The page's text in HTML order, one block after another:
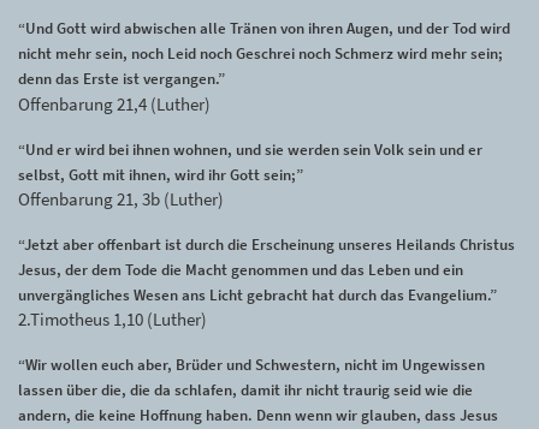
“Und Gott wird abwischen alle Tränen von ihren Augen, und der Tod wird
nicht mehr sein, noch Leid noch Geschrei noch Schmerz wird mehr sein;
denn das Erste ist vergangen.”
Offenbarung 21,4 (Luther)
“Und er wird bei ihnen wohnen, und sie werden sein Volk sein und er
selbst, Gott mit ihnen, wird ihr Gott sein;”
Offenbarung 21, 3b (Luther)
“Jetzt aber offenbart ist durch die Erscheinung unseres Heilands Christus
Jesus, der dem Tode die Macht genommen und das Leben und ein
unvergängliches Wesen ans Licht gebracht hat durch das Evangelium.”
2.Timotheus 1,10 (Luther)
“Wir wollen euch aber, Brüder und Schwestern, nicht im Ungewissen
lassen über die, die da schlafen, damit ihr nicht traurig seid wie die
andern, die keine Hoffnung haben. Denn wenn wir glauben, dass Jesus